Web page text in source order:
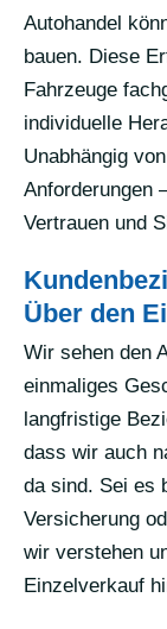
Autohandel
bauen. Diese
Fahrzeuge
individuelle
Unabhängig
Anforderungen
Vertrauen und
Über den
Wir sehen den
einmaliges
langfristige
dass wir auch
da sind. Sei es
Versicherung
wir verstehen
Einzelverkauf